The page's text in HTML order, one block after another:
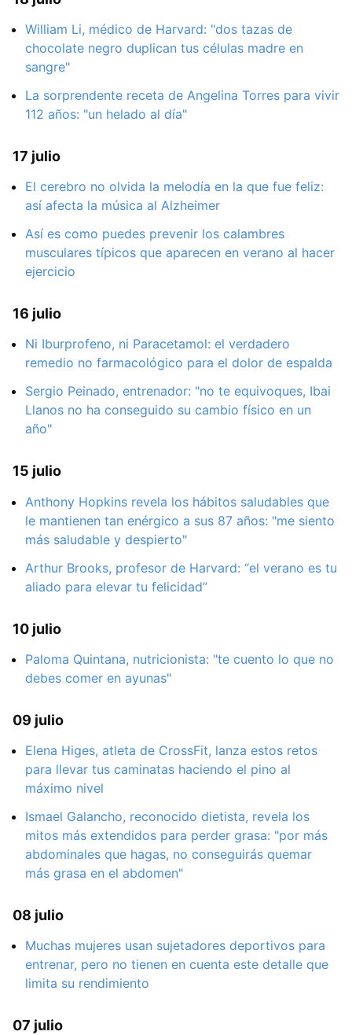
William Li, médico de Harvard: "dos tazas de
chocolate negro duplican tus células madre en
sangre"
La sorprendente receta de Angelina Torres para vivir
112 años: "un helado al día"
17 julio
El cerebro no olvida la melodía en la que fue feliz:
así afecta la música al Alzheimer
Así es como puedes prevenir los calambres
musculares típicos que aparecen en verano al hacer
ejercicio
16 julio
Ni Iburprofeno, ni Paracetamol: el verdadero
remedio no farmacológico para el dolor de espalda
Sergio Peinado, entrenador: "no te equivoques, Ibai
Llanos no ha conseguido su cambio físico en un
año"
15 julio
Anthony Hopkins revela los hábitos saludables que
le mantienen tan enérgico a sus 87 años: "me siento
más saludable y despierto"
Arthur Brooks, profesor de Harvard: “el verano es tu
aliado para elevar tu felicidad”
10 julio
Paloma Quintana, nutricionista: "te cuento lo que no
debes comer en ayunas"
09 julio
Elena Higes, atleta de CrossFit, lanza estos retos
para llevar tus caminatas haciendo el pino al
máximo nivel
Ismael Galancho, reconocido dietista, revela los
mitos más extendidos para perder grasa: "por más
abdominales que hagas, no conseguirás quemar
más grasa en el abdomen"
08 julio
Muchas mujeres usan sujetadores deportivos para
entrenar, pero no tienen en cuenta este detalle que
limita su rendimiento
07 julio